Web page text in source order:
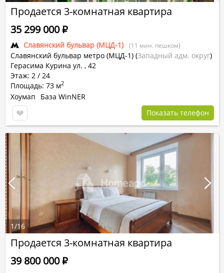
Продается 3-комнатная квартира
Славянский бульвар (МЦД-1) (11 мин. пешком)
Славянский бульвар метро (МЦД-1) (Западный адм. округ)
Герасима Курина ул. , 42
Этаж: 2 / 24
Площадь: 73 м2
35 299 000Р
Хоумап
База WinNER
Показать телефон
Продается 3-комнатная квартира
39 800 000Р
1/16